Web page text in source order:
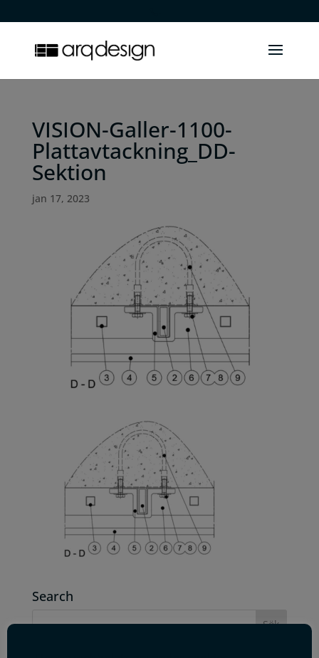
VISION-Galler-1100-
Plattavtackning_DD-
Sektion
jan 17, 2023
Search